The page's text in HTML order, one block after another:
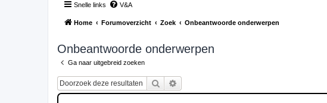
Snelle links V&A
Home Forumoverzicht Zoek Onbeantwoorde onderwerpen
Onbeantwoorde onderwerpen
Ga naar uitgebreid zoeken
Zoek